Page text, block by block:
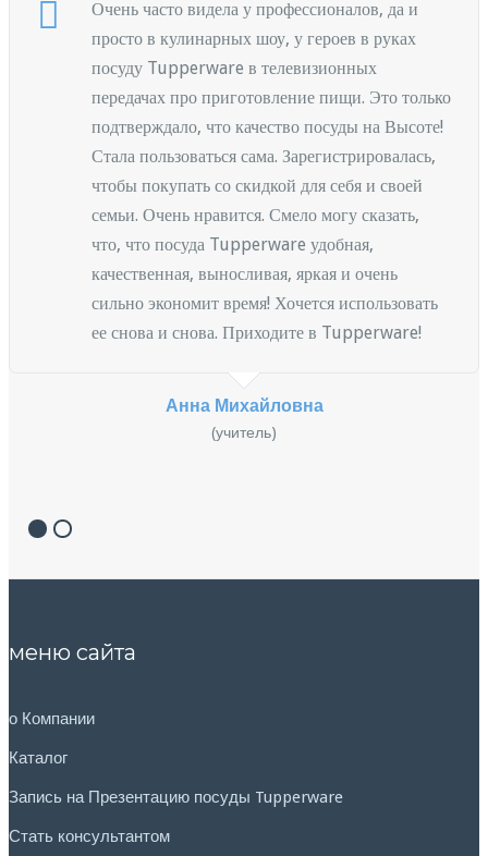
Очень часто видела у профессионалов, да и
просто в кулинарных шоу, у героев в руках
посуду Tupperware в телевизионных
передачах про приготовление пищи. Это только
подтверждало, что качество посуды на Высоте!
Стала пользоваться сама. Зарегистрировалась,
чтобы покупать со скидкой для себя и своей
семьи. Очень нравится. Смело могу сказать,
что, что посуда Tupperware удобная,
качественная, выносливая, яркая и очень
сильно экономит время! Хочется использовать
ее снова и снова. Приходите в Tupperware!
Анна Михайловна
(учитель)
меню сайта
о Компании
Каталог
Запись на Презентацию посуды Tupperware
Стать консультантом